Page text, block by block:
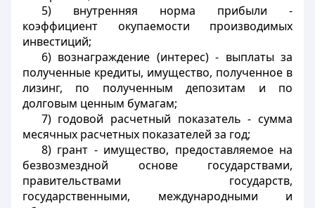
5) внутренняя норма прибыли -
коэффициент окупаемости производимых
инвестиций;
6) вознаграждение (интерес) - выплаты за
полученные кредиты, имущество, полученное в
лизинг, по полученным депозитам и по
долговым ценным бумагам;
7) годовой расчетный показатель - сумма
месячных расчетных показателей за год;
8) грант - имущество, предоставляемое на
безвозмездной основе государствами,
правительствами государств,
государственными, международными и